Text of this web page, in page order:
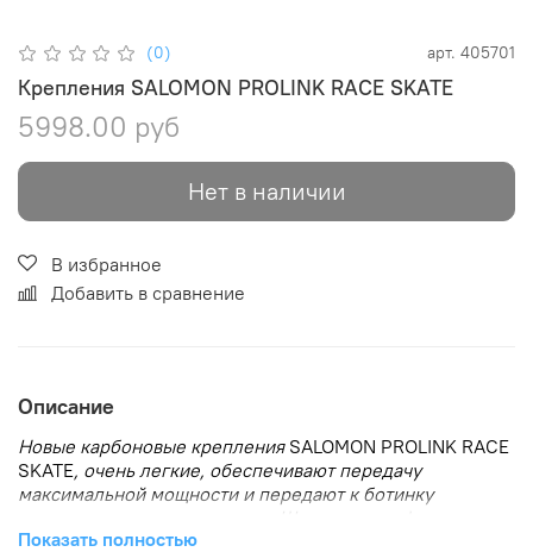
(0) арт. 405701
Крепления SALOMON PROLINK RACE SKATE
5998.00 руб
Нет в наличии
В избранное
Добавить в сравнение
Описание
Новые карбоновые крепления SALOMON PROLINK RACE
SKATE, очень легкие, обеспечивают передачу
максимальной мощности и передают к ботинку
великолепное чувство снега. Широкая платформа.
Показать полностью